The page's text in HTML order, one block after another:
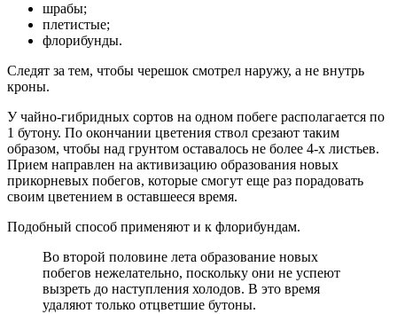
шрабы;
плетистые;
флорибунды.
Следят за тем, чтобы черешок смотрел наружу, а не внутрь
кроны.
У чайно-гибридных сортов на одном побеге располагается по
1 бутону. По окончании цветения ствол срезают таким
образом, чтобы над грунтом оставалось не более 4-х листьев.
Прием направлен на активизацию образования новых
прикорневых побегов, которые смогут еще раз порадовать
своим цветением в оставшееся время.
Подобный способ применяют и к флорибундам.
Во второй половине лета образование новых
побегов нежелательно, поскольку они не успеют
вызреть до наступления холодов. В это время
удаляют только отцветшие бутоны.